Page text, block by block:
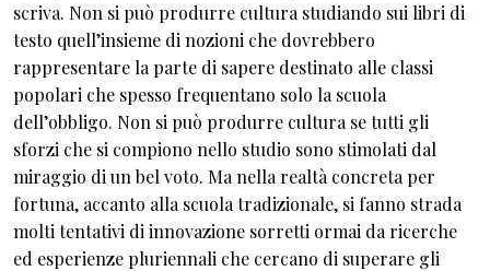
scriva. Non si può produrre cultura studiando sui libri di
testo quell’insieme di nozioni che dovrebbero
rappresentare la parte di sapere destinato alle classi
popolari che spesso frequentano solo la scuola
dell’obbligo. Non si può produrre cultura se tutti gli
sforzi che si compiono nello studio sono stimolati dal
miraggio di un bel voto. Ma nella realtà concreta per
fortuna, accanto alla scuola tradizionale, si fanno strada
molti tentativi di innovazione sorretti ormai da ricerche
ed esperienze pluriennali che cercano di superare gli